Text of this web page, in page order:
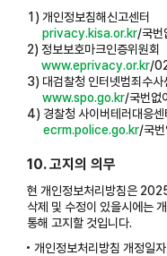
1) 개인정보침해신고센터
privacy.kisa.or.kr/국번
2) 정보보호마크인증위원회
www.eprivacy.or.kr/
3) 대검찰청 인터넷범죄수사
www.spo.go.kr/국번없
4) 경찰청 사이버테러대응센
ecrm.police.go.kr/국
10. 고지의 의무
현 개인정보처리방침은
삭제 및 수정이 있을시에는
통해 고지할 것입니다.
개인정보처리방침 개정